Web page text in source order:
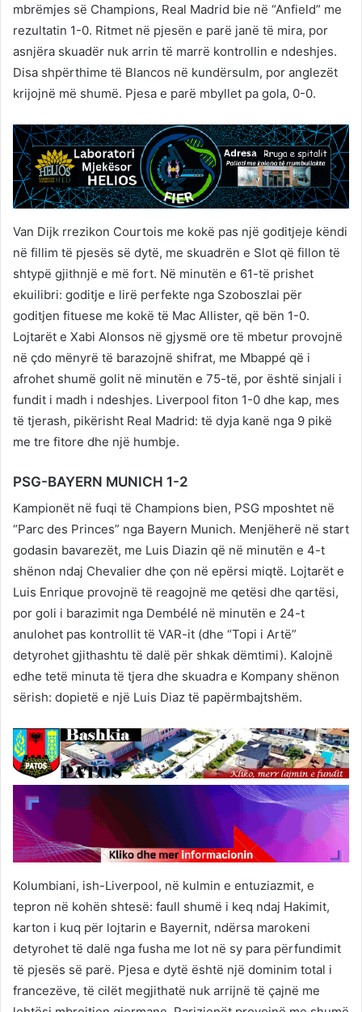
mbrëmjes së Champions, Real Madrid bie në “Anfield” me
rezultatin 1-0. Ritmet në pjesën e parë janë të mira, por
asnjëra skuadër nuk arrin të marrë kontrollin e ndeshjes.
Disa shpërthime të Blancos në kundërsulm, por anglezët
krijojnë më shumë. Pjesa e parë mbyllet pa gola, 0-0.
Van Dijk rrezikon Courtois me kokë pas një goditjeje këndi
në fillim të pjesës së dytë, me skuadrën e Slot që fillon të
shtypë gjithnjë e më fort. Në minutën e 61-të prishet
ekuilibri: goditje e lirë perfekte nga Szoboszlai për
goditjen fituese me kokë të Mac Allister, që bën 1-0.
Lojtarët e Xabi Alonsos në gjysmë ore të mbetur provojnë
në çdo mënyrë të barazojnë shifrat, me Mbappé që i
afrohet shumë golit në minutën e 75-të, por është sinjali i
fundit i madh i ndeshjes. Liverpool fiton 1-0 dhe kap, mes
të tjerash, pikërisht Real Madrid: të dyja kanë nga 9 pikë
me tre fitore dhe një humbje.
PSG-BAYERN MUNICH 1-2
Kampionët në fuqi të Champions bien, PSG mposhtet në
“Parc des Princes” nga Bayern Munich. Menjëherë në start
godasin bavarezët, me Luis Diazin që në minutën e 4-t
shënon ndaj Chevalier dhe çon në epërsi miqtë. Lojtarët e
Luis Enrique provojnë të reagojnë me qetësi dhe qartësi,
por goli i barazimit nga Dembélé në minutën e 24-t
anulohet pas kontrollit të VAR-it (dhe “Topi i Artë”
detyrohet gjithashtu të dalë për shkak dëmtimi). Kalojnë
edhe tetë minuta të tjera dhe skuadra e Kompany shënon
sërish: dopietë e një Luis Diaz të papërmbajtshëm.
Kolumbiani, ish-Liverpool, në kulmin e entuziazmit, e
tepron në kohën shtesë: faull shumë i keq ndaj Hakimit,
karton i kuq për lojtarin e Bayernit, ndërsa marokeni
detyrohet të dalë nga fusha me lot në sy para përfundimit
të pjesës së parë. Pjesa e dytë është një dominim total i
francezëve, të cilët megjithatë nuk arrijnë të çajnë me